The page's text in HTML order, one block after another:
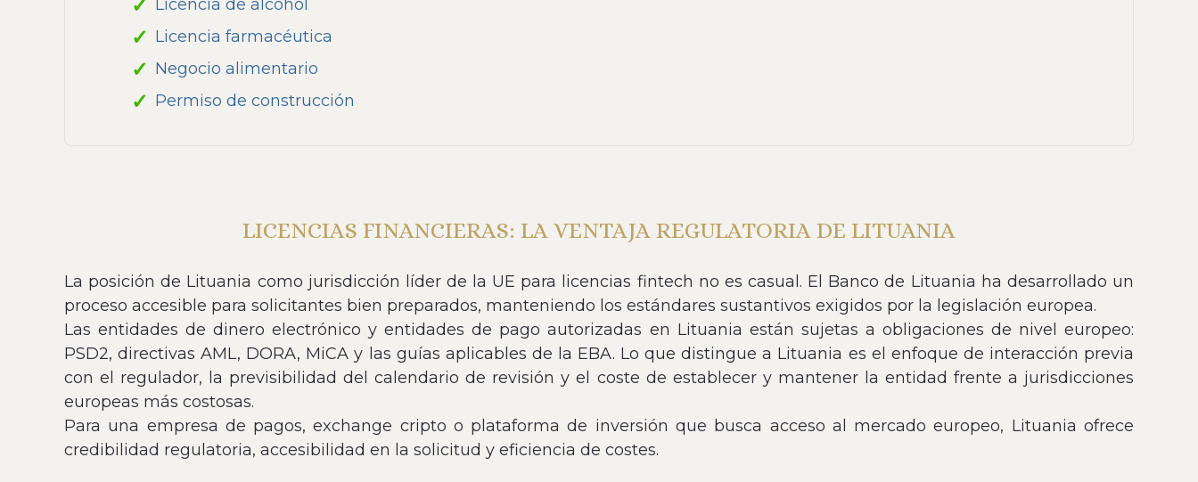
Licencia de alcohol
Licencia farmacéutica
Negocio alimentario
Permiso de construcción
LICENCIAS FINANCIERAS: LA VENTAJA REGULATORIA DE LITUANIA
La posición de Lituania como jurisdicción líder de la UE para licencias fintech no es casual. El Banco de Lituania ha desarrollado un
proceso accesible para solicitantes bien preparados, manteniendo los estándares sustantivos exigidos por la legislación europea.
Las entidades de dinero electrónico y entidades de pago autorizadas en Lituania están sujetas a obligaciones de nivel europeo:
PSD2, directivas AML, DORA, MiCA y las guías aplicables de la EBA. Lo que distingue a Lituania es el enfoque de interacción previa
con el regulador, la previsibilidad del calendario de revisión y el coste de establecer y mantener la entidad frente a jurisdicciones
europeas más costosas.
Para una empresa de pagos, exchange cripto o plataforma de inversión que busca acceso al mercado europeo, Lituania ofrece
credibilidad regulatoria, accesibilidad en la solicitud y eficiencia de costes.